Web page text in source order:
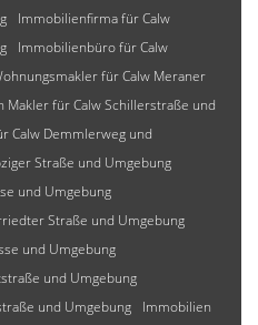
Immobilienfirma für Calw
Immobilienbüro für Calw
für Calw Meraner
Makler für Calw Schillerstraße und
Calw Demmlerweg und
Straße und Umgebung
und Umgebung
Straße und Umgebung
und Umgebung
und Umgebung
und Umgebung
Immobilien